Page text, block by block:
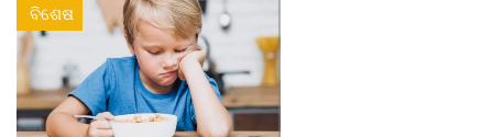
ବିଶେଷ